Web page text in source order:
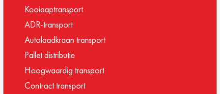
Kooiaaptransport
ADR-transport
Autolaadkraan transport
Pallet distributie
Hoogwaardig transport
Contract transport